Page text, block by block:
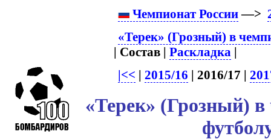
Чемпионат России—>
«Терек» (Грозный) в
| Состав |Раскладка |
|<< | 2015/16 | 2016/17 |
«Терек» (Грозный) в